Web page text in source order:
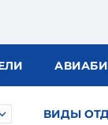
АВИА
ВИДЫ